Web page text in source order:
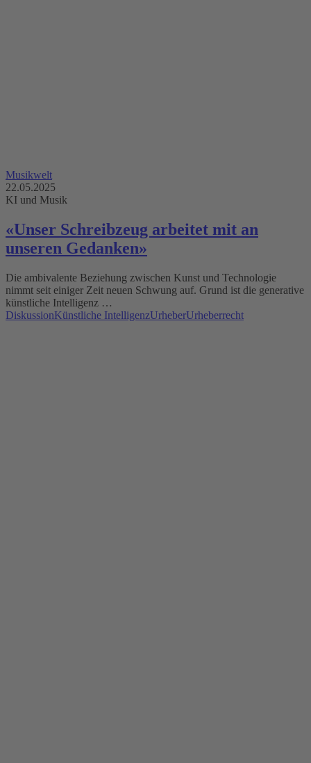
Musikwelt
22.05.2025
KI und Musik
«Unser Schreibzeug arbeitet mit an
unseren Gedanken»
Die ambivalente Beziehung zwischen Kunst und Technologie
nimmt seit einiger Zeit neuen Schwung auf. Grund ist die generative
künstliche Intelligenz …
DiskussionKünstliche IntelligenzUrheberUrheberrecht